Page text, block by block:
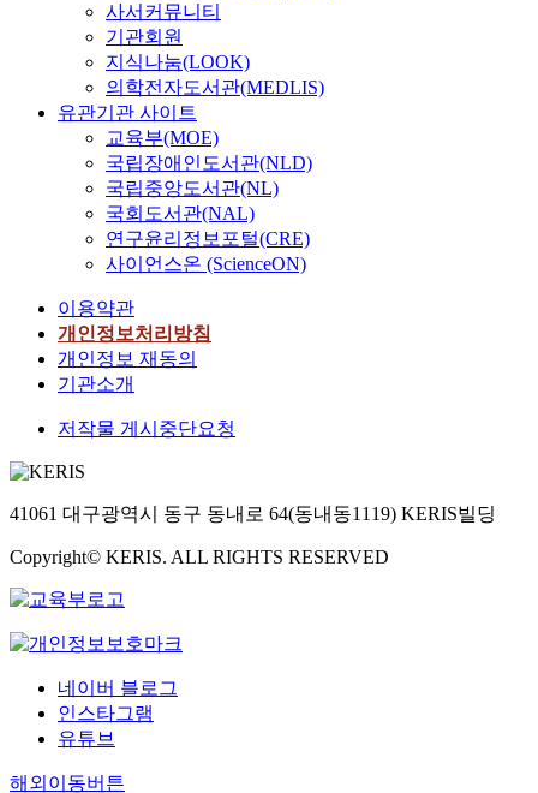
사서커뮤니티
기관회원
지식나눔(LOOK)
의학전자도서관(MEDLIS)
유관기관 사이트
교육부(MOE)
국립장애인도서관(NLD)
국립중앙도서관(NL)
국회도서관(NAL)
연구윤리정보포털(CRE)
사이언스온 (ScienceON)
이용약관
개인정보처리방침
개인정보 재동의
기관소개
저작물 게시중단요청
41061 대구광역시 동구 동내로 64(동내동1119) KERIS빌딩
Copyright© KERIS. ALL RIGHTS RESERVED
네이버 블로그
인스타그램
유튜브
해외이동버튼